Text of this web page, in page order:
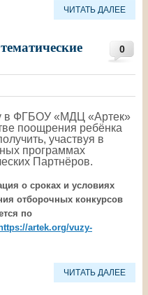
ЧИТАТЬ ДАЛЕЕ
0
в ФГБОУ «МДЦ «Артек»
поощрения ребёнка
участвуя в
программах
Партнёров.
о сроках и условиях
отборочных конкурсов
по
https://artek.org/vuzy-
ЧИТАТЬ ДАЛЕЕ